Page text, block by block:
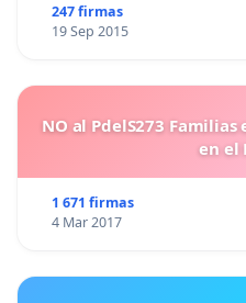
247 firmas
19 Sep 2015
NO al PdelS273 Familias
en el
1 671 firmas
4 Mar 2017